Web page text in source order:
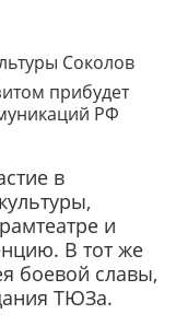
прибудет
РФ
в
и
В тот же
боевой славы,
ТЮЗа.